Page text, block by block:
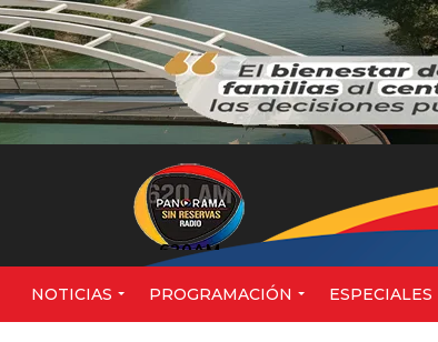
620AM
NOTICIAS PROGRAMACIÓN ESPECIALES